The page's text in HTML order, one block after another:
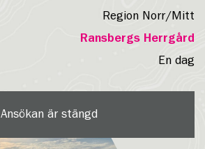
Region Norr/Mitt
Ransbergs Herrgård
En dag
Ansökan är stängd